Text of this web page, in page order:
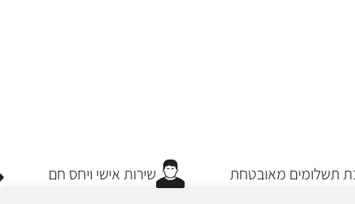
שירות אישי ויחס חם תשלומים מאובטחת